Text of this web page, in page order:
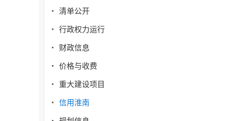
清单公开
行政权力运行
财政信息
价格与收费
重大建设项目
信用淮南